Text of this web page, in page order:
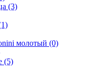
(3)
молотый (0)
(5)